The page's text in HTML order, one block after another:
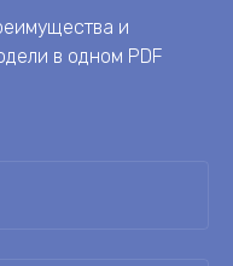
и
в одном PDF